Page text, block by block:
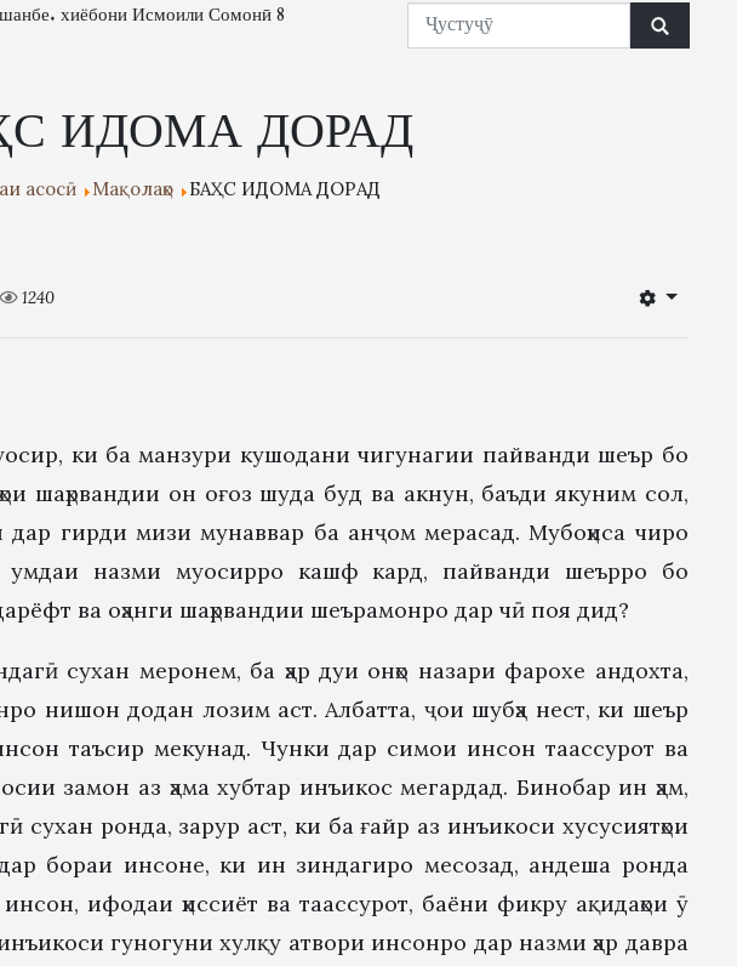
хиёбони Исмоили Сомонӣ 8
ИДОМА ДОРАД
асосӣ Мақолаҳо БАҲС ИДОМА ДОРАД
1240
ки ба манзури кушодани чигунагии пайванди шеър бо
шаҳрвандии он оғоз шуда буд ва акнун, баъди якуним сол,
дар гирди мизи мунаввар ба анҷом мерасад. Мубоҳиса чиро
умдаи назми муосирро кашф кард, пайванди шеърро бо
ва оҳанги шаҳрвандии шеърамонро дар чӣ поя дид?
сухан меронем, ба ҳар дуи онҳо назари фарохе андохта,
нишон додан лозим аст. Албатта, ҷои шубҳа нест, ки шеър
таъсир мекунад. Чунки дар симои инсон таассурот ва
замон аз ҳама хубтар инъикос мегардад. Бинобар ин ҳам,
сухан ронда, зарур аст, ки ба ғайр аз инъикоси хусусиятҳои
бораи инсоне, ки ин зиндагиро месозад, андеша ронда
ифодаи ҳиссиёт ва таассурот, баёни фикру ақидаҳои ӯ
гуногуни хулқу атвори инсонро дар назми ҳар давра